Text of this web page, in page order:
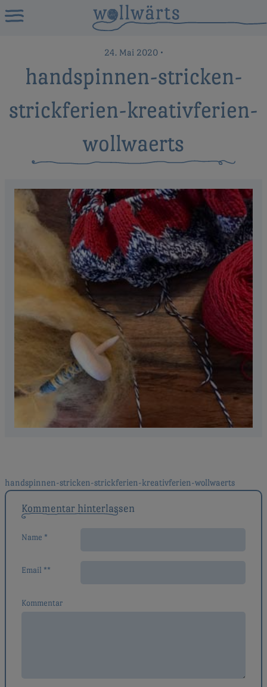
24. Mai 2020•
handspinnen-stricken-
strickferien-kreativferien-
wollwaerts
Beitragsnavigation
handspinnen-stricken-strickferien-kreativferien-wollwaerts
Kommentar hinterlassen
Name *
Email **
Kommentar